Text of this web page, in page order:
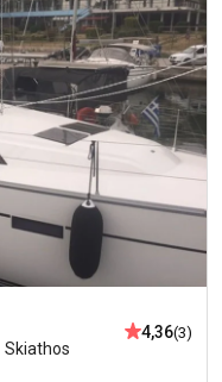
Skiathos
4,36(3)